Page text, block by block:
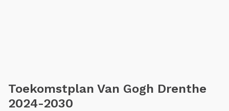
Toekomstplan Van Gogh Drenthe
2024-2030